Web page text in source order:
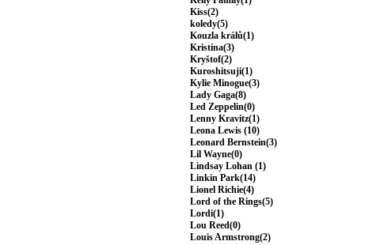
Kiss(2)
koledy(5)
Kouzla králů(1)
Kristína(3)
Kryštof(2)
Kuroshitsuji(1)
Kylie Minogue(3)
Lady Gaga(8)
Led Zeppelin(0)
Lenny Kravitz(1)
Leona Lewis (10)
Leonard Bernstein(3)
Lil Wayne(0)
Lindsay Lohan (1)
Linkin Park(14)
Lionel Richie(4)
Lord of the Rings(5)
Lordi(1)
Lou Reed(0)
Louis Armstrong(2)